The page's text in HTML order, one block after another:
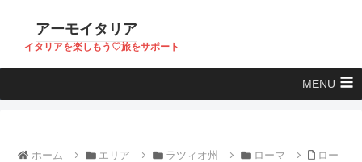
アーモイタリア
イタリアを楽しもう♡旅をサポート
MENU
ホーム エリア ラツィオ州 ローマ
ロー